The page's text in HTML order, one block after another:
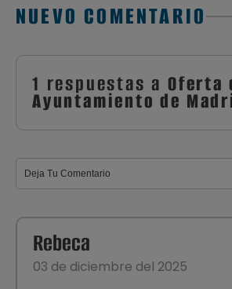
NUEVO COMENTARIO
1 respuestas a Oferta
Ayuntamiento de
Rebeca
03 de diciembre del 2025